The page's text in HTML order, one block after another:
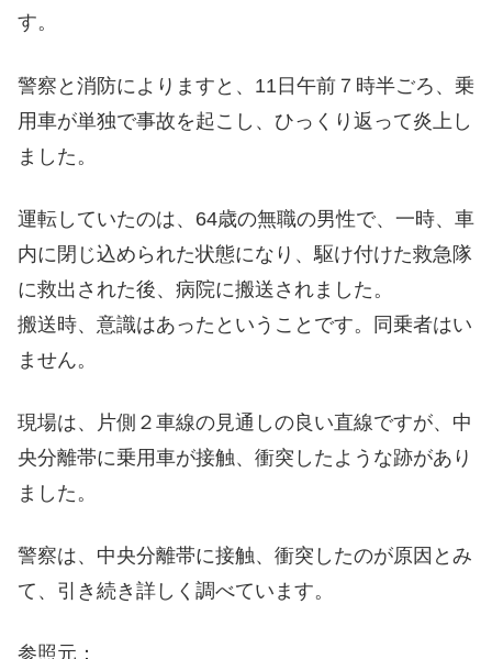
す。
警察と消防によりますと、11日午前７時半ごろ、乗
用車が単独で事故を起こし、ひっくり返って炎上し
ました。
運転していたのは、64歳の無職の男性で、一時、車
内に閉じ込められた状態になり、駆け付けた救急隊
に救出された後、病院に搬送されました。
搬送時、意識はあったということです。同乗者はい
ません。
現場は、片側２車線の見通しの良い直線ですが、中
央分離帯に乗用車が接触、衝突したような跡があり
ました。
警察は、中央分離帯に接触、衝突したのが原因とみ
て、引き続き詳しく調べています。
参照元：